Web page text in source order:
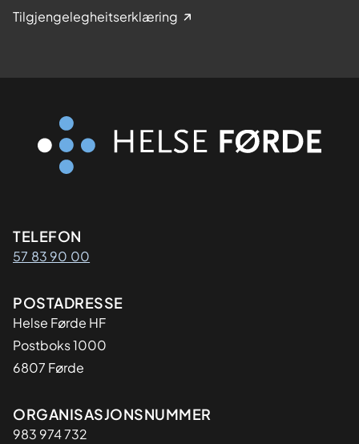
Tilgjengelegheitserklæring
Kontaktinformasjon
TELEFON
57 83 90 00
Adresse
POSTADRESSE
Helse Førde HF
Postboks 1000
6807 Førde
Organisasjon
ORGANISASJONSNUMMER
983 974 732